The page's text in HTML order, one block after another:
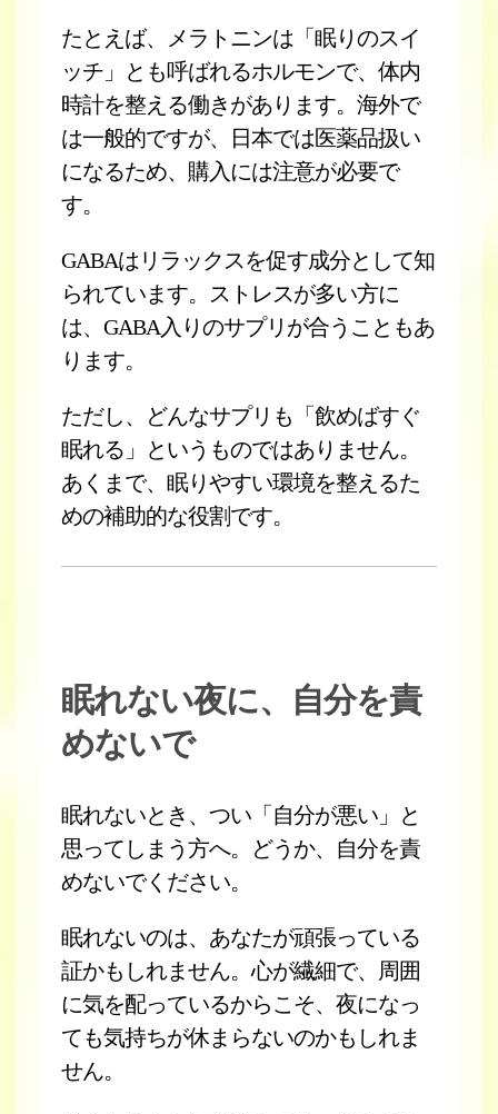
たとえば、メラトニンは「眠りのスイ
ッチ」とも呼ばれるホルモンで、体内
時計を整える働きがあります。海外で
は一般的ですが、日本では医薬品扱い
になるため、購入には注意が必要で
す。
GABAはリラックスを促す成分として知
られています。ストレスが多い方に
は、GABA入りのサプリが合うこともあ
ります。
ただし、どんなサプリも「飲めばすぐ
眠れる」というものではありません。
あくまで、眠りやすい環境を整えるた
めの補助的な役割です。
眠れない夜に、自分を責
めないで
眠れないとき、つい「自分が悪い」と
思ってしまう方へ。どうか、自分を責
めないでください。
眠れないのは、あなたが頑張っている
証かもしれません。心が繊細で、周囲
に気を配っているからこそ、夜になっ
ても気持ちが休まらないのかもしれま
せん。